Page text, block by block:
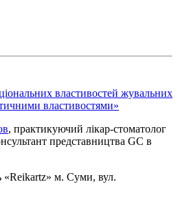
властивостей жувальних
властивостями»
, практикуючий лікар-стоматолог
представництва GC в
«Reikartz» м. Суми, вул.